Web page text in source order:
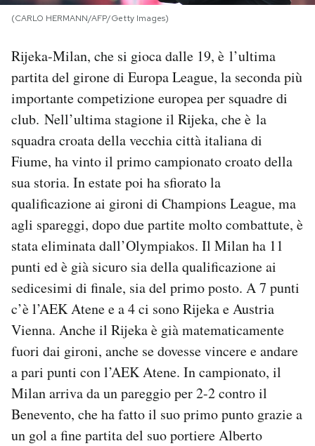
I MIEI PREFERITI
SHOP
CALENDARIO
AREA PERSONALE
Area Personale
Notifiche mobile
Regala il Post
Hai bisogno di aiuto?
Esci
(CARLO HERMANN/AFP/Getty Images)
Rijeka-Milan, che si gioca dalle 19, è l’ultima
partita del girone di Europa League, la seconda più
importante competizione europea per squadre di
club. Nell’ultima stagione il Rijeka, che è la
squadra croata della vecchia città italiana di
Fiume, ha vinto il primo campionato croato della
sua storia. In estate poi ha sfiorato la
qualificazione ai gironi di Champions League, ma
agli spareggi, dopo due partite molto combattute, è
stata eliminata dall’Olympiakos. Il Milan ha 11
punti ed è già sicuro sia della qualificazione ai
sedicesimi di finale, sia del primo posto. A 7 punti
c’è l’AEK Atene e a 4 ci sono Rijeka e Austria
Vienna. Anche il Rijeka è già matematicamente
fuori dai gironi, anche se dovesse vincere e andare
a pari punti con l’AEK Atene. In campionato, il
Milan arriva da un pareggio per 2-2 contro il
Benevento, che ha fatto il suo primo punto grazie a
un gol a fine partita del suo portiere Alberto